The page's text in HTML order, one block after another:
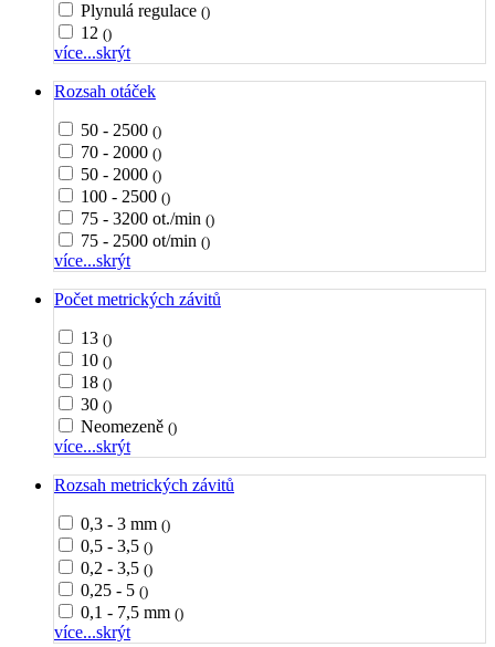
Plynulá regulace ()
12 ()
více...skrýt
Rozsah otáček
50 - 2500 ()
70 - 2000 ()
50 - 2000 ()
100 - 2500 ()
75 - 3200 ot./min ()
75 - 2500 ot/min ()
více...skrýt
Počet metrických závitů
13 ()
10 ()
18 ()
30 ()
Neomezeně ()
více...skrýt
Rozsah metrických závitů
0,3 - 3 mm ()
0,5 - 3,5 ()
0,2 - 3,5 ()
0,25 - 5 ()
0,1 - 7,5 mm ()
více...skrýt